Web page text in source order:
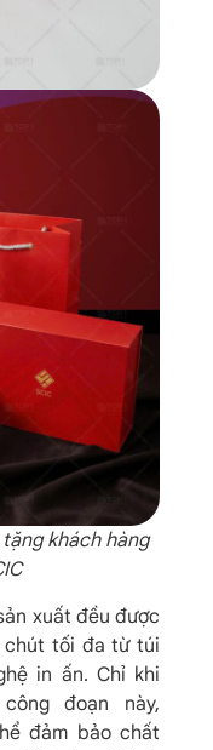
khách hàng
xuất đều được
chút tối đa từ túi
in ấn. Chỉ khi
đoạn này,
đảm bảo chất